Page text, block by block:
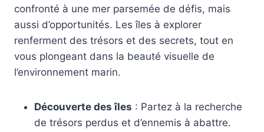
confronté à une mer parsemée de défis, mais
aussi d’opportunités. Les îles à explorer
renferment des trésors et des secrets, tout en
vous plongeant dans la beauté visuelle de
l’environnement marin.
Découverte des îles : Partez à la recherche
de trésors perdus et d’ennemis à abattre.